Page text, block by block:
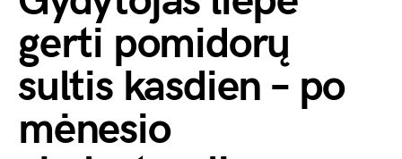
gerti pomidorų
sultis kasdien – po
mėnesio